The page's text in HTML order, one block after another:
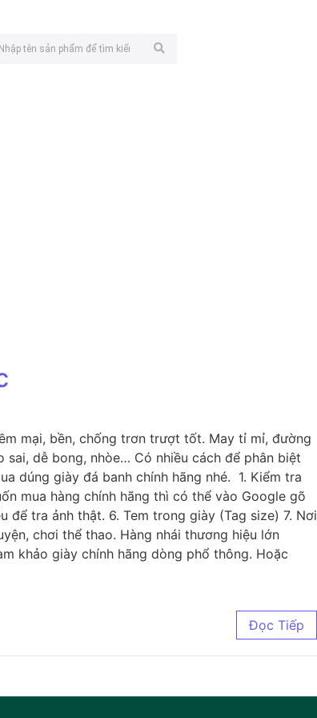
mại, bền, chống trơn trượt tốt. May tỉ mỉ, đường
dễ bong, nhòe… Có nhiều cách để phân biệt
dúng giày đá banh chính hãng nhé. 1. Kiểm tra
mua hàng chính hãng thì có thể vào Google gõ
tra ảnh thật. 6. Tem trong giày (Tag size) 7. Nơi
chơi thể thao. Hàng nhái thương hiệu lớn
khảo giày chính hãng dòng phổ thông. Hoặc
Đọc Tiếp